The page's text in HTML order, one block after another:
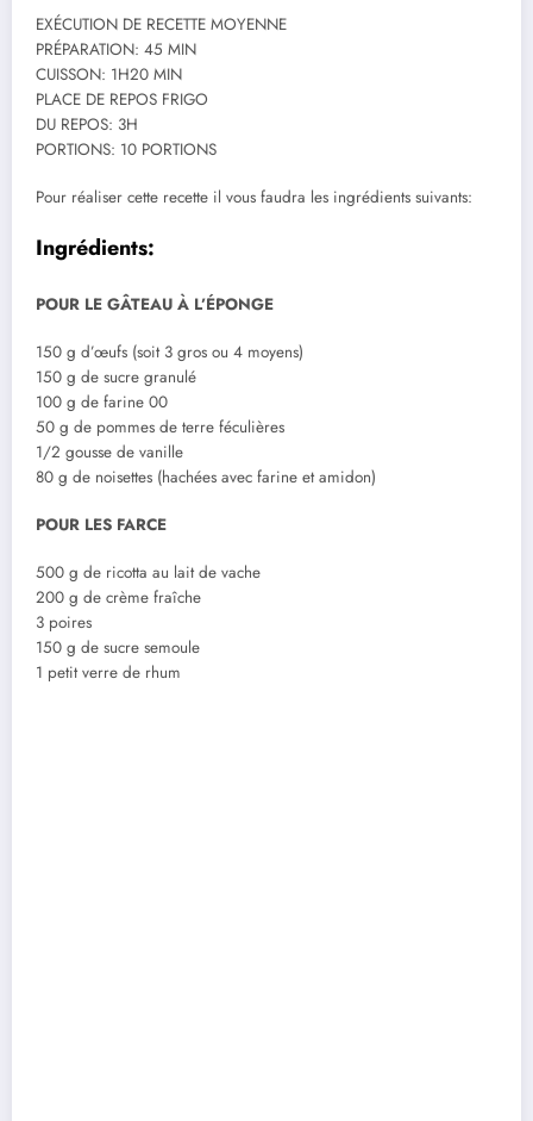
EXÉCUTION DE RECETTE MOYENNE
PRÉPARATION: 45 MIN
CUISSON: 1H20 MIN
PLACE DE REPOS FRIGO
DU REPOS: 3H
PORTIONS: 10 PORTIONS
Pour réaliser cette recette il vous faudra les ingrédients suivants:
Ingrédients:
POUR LE GÂTEAU À L’ÉPONGE
150 g d’œufs (soit 3 gros ou 4 moyens)
150 g de sucre granulé
100 g de farine 00
50 g de pommes de terre féculières
1/2 gousse de vanille
80 g de noisettes (hachées avec farine et amidon)
POUR LES FARCE
500 g de ricotta au lait de vache
200 g de crème fraîche
3 poires
150 g de sucre semoule
1 petit verre de rhum